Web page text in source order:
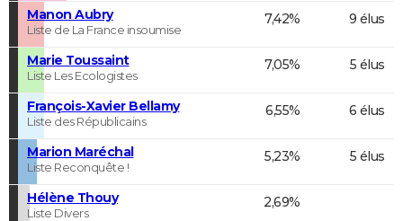
Manon Aubry
Liste de La France insoumise
7,42% 9 élus
Marie Toussaint
Liste Les Ecologistes
7,05% 5 élus
François-Xavier Bellamy
Liste des Républicains
6,55% 6 élus
Marion Maréchal
Liste Reconquête !
5,23% 5 élus
Hélène Thouy
Liste Divers
2,69%